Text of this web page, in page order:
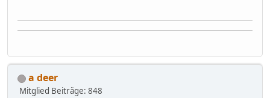
a deer
Mitglied Beiträge: 848